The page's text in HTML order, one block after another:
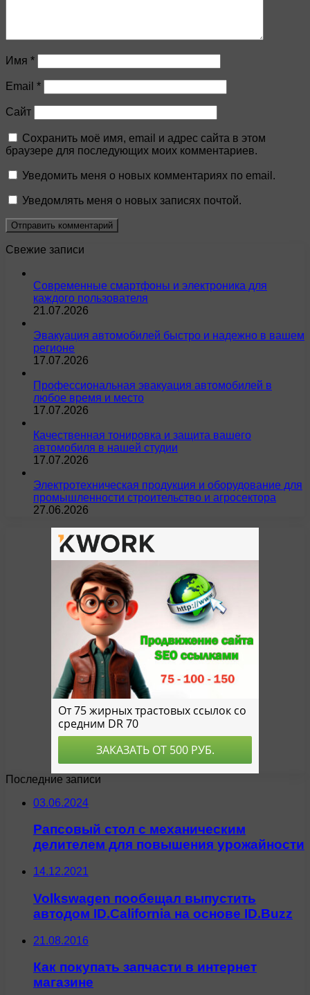
Имя *
Email *
Сайт
Сохранить моё имя, email и адрес сайта в этом
браузере для последующих моих комментариев.
Уведомить меня о новых комментариях по email.
Уведомлять меня о новых записях почтой.
Свежие записи
Современные смартфоны и электроника для
каждого пользователя
21.07.2026
Эвакуация автомобилей быстро и надежно в вашем
регионе
17.07.2026
Профессиональная эвакуация автомобилей в
любое время и место
17.07.2026
Качественная тонировка и защита вашего
автомобиля в нашей студии
17.07.2026
Электротехническая продукция и оборудование для
промышленности строительство и агросектора
27.06.2026
Последние записи
03.06.2024
Рапсовый стол с механическим
делителем для повышения урожайности
14.12.2021
Volkswagen пообещал выпустить
автодом ID.California на основе ID.Buzz
21.08.2016
Как покупать запчасти в интернет
магазине